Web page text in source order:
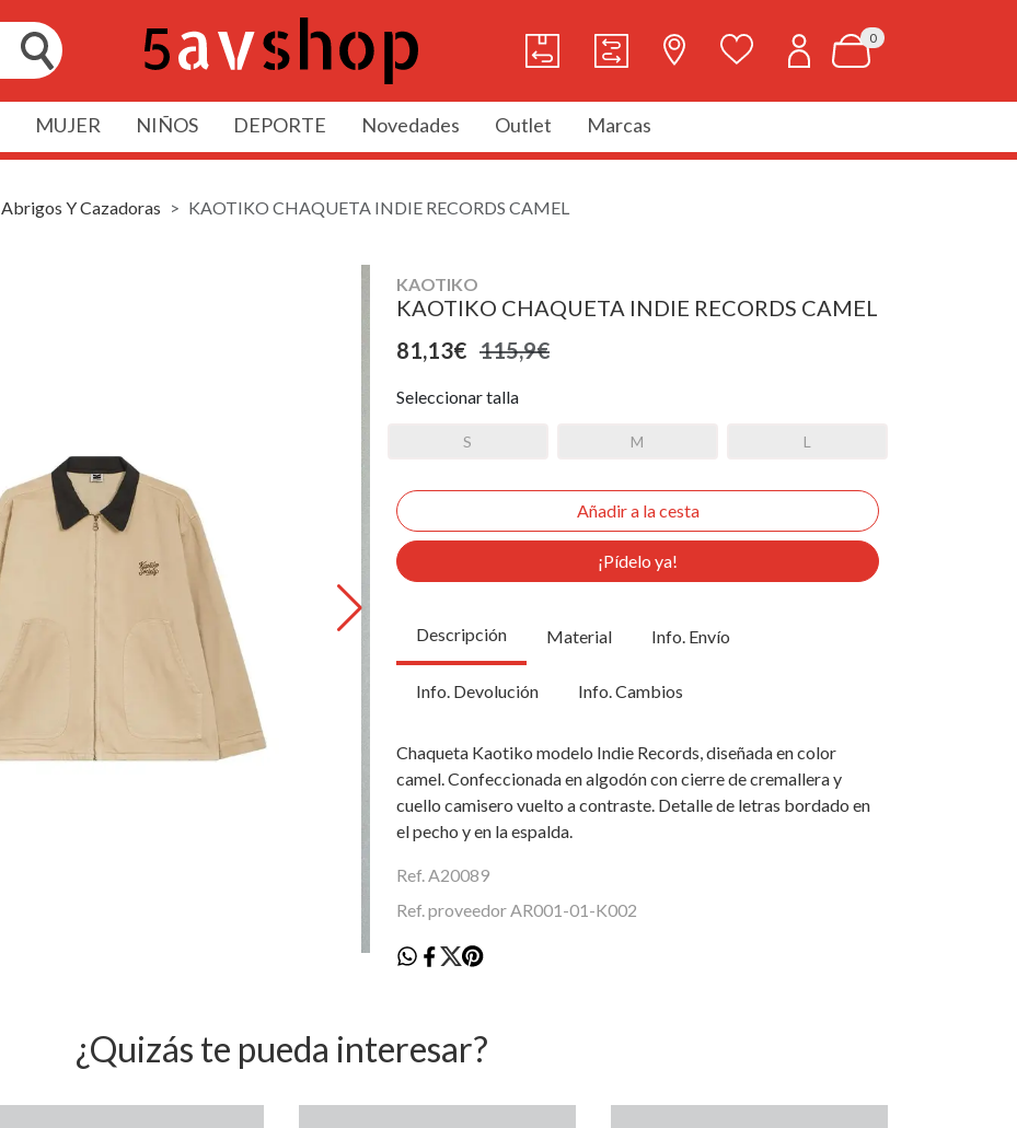
0
MUJER NIÑOS DEPORTE Novedades Outlet Marcas
Abrigos Y Cazadoras KAOTIKO CHAQUETA INDIE RECORDS CAMEL
KAOTIKO
KAOTIKO CHAQUETA INDIE RECORDS CAMEL
81,13€ 115,9€
Seleccionar talla
S M L
¡Pídelo ya!
Descripción Material Info. Envío
Info. Devolución Info. Cambios
Chaqueta Kaotiko modelo Indie Records, diseñada en color
camel. Confeccionada en algodón con cierre de cremallera y
cuello camisero vuelto a contraste. Detalle de letras bordado en
el pecho y en la espalda.
Ref. A20089
Ref. proveedor AR001-01-K002
¿Quizás te pueda interesar?